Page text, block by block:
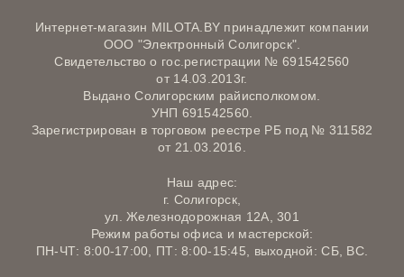
Интернет-магазин MILOTA.BY принадлежит компании
ООО "Электронный Солигорск".
Свидетельство о гос.регистрации № 691542560
от 14.03.2013г.
Выдано Солигорским райисполкомом.
УНП 691542560.
Зарегистрирован в торговом реестре РБ под № 311582
от 21.03.2016.
Наш адрес:
г. Солигорск,
ул. Железнодорожная 12А, 301
Режим работы офиса и мастерской:
ПН-ЧТ: 8:00-17:00, ПТ: 8:00-15:45, выходной: СБ, ВС.